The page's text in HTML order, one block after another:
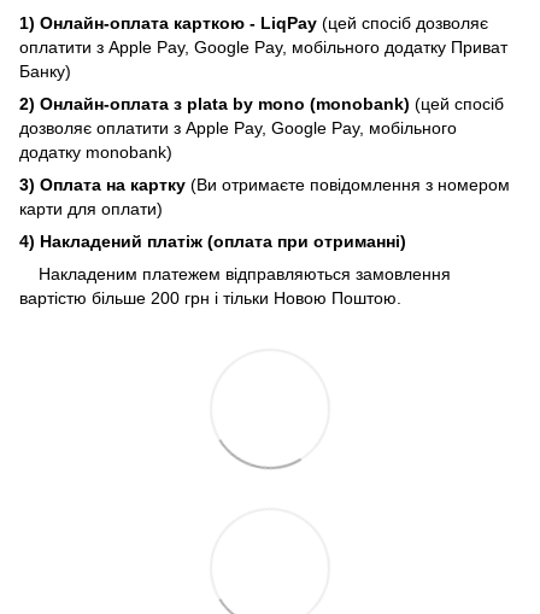
1) Онлайн-оплата карткою - LiqPay (цей спосіб дозволяє
оплатити з Apple Pay, Google Pay, мобільного додатку Приват
Банку)
2) Онлайн-оплата з plata by mono (monobank) (цей спосіб
дозволяє оплатити з Apple Pay, Google Pay, мобільного
додатку monobank)
3) Оплата на картку (Ви отримаєте повідомлення з номером
карти для оплати)
4) Накладений платіж (оплата при отриманні)
Накладеним платежем відправляються замовлення
вартістю більше 200 грн і тільки Новою Поштою.